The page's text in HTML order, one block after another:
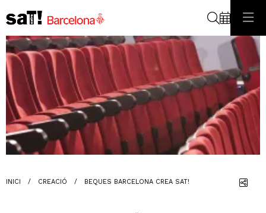
INICI CREACIÓ BEQUES BARCELONA CREA SAT!